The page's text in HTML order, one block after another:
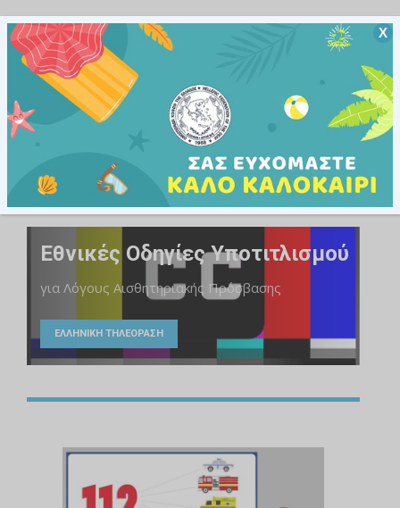
Άτομα με αναπηρίες και χρόνιες παθήσεις
ΥΠΗΡΕΣΙΕΣ
Εθνικές Οδηγίες Υποτιτλισμού
για Λόγους Αισθητηριακής Πρόσβασης
ΕΛΛΗΝΙΚΗ ΤΗΛΕΟΡΑΣΗ
Χ